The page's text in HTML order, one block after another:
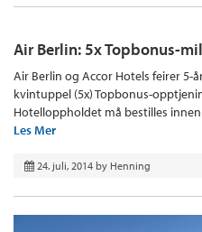
Air Berlin: 5x Topbonus-
Air Berlin og Accor Hotels feirer
kvintuppel (5x) Topbonus-
Hotelloppholdet må bestilles
Les Mer
24. juli, 2014 by Henning